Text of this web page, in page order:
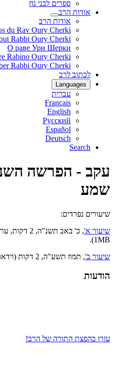
ספרים לבני נח
אודות הרב
אודות הרב
du Rav Oury Cherki
Rabbi Oury Cherki
О раве Ури Шерки
Rabino Oury Cherki
Rabbi Oury Cherki
לכתוב לרב
Languages
עברית
Français
English
Русский
Español
Deutsch
Search
עקב - הפרשה
שמע
שיעורים נפרדים:
שיעור א'
1MB).
שיעור ב', תמוז תשע"ה, 2 דקות (וידאו).
הודעות
עזרו בהפצת התורה של הרב!